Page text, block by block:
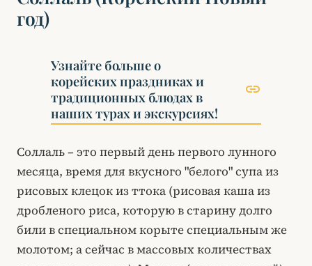
год)
Узнайте больше о
корейских праздниках и
традиционных блюдах в
наших турах и экскурсиях!
link
Соллаль – это первый день первого лунного
месяца, время для вкусного "белого" супа из
рисовых клецок из ттока (рисовая каша из
дробленого риса, которую в старину долго
били в специальном корыте специальным же
молотом; а сейчас в массовых количествах